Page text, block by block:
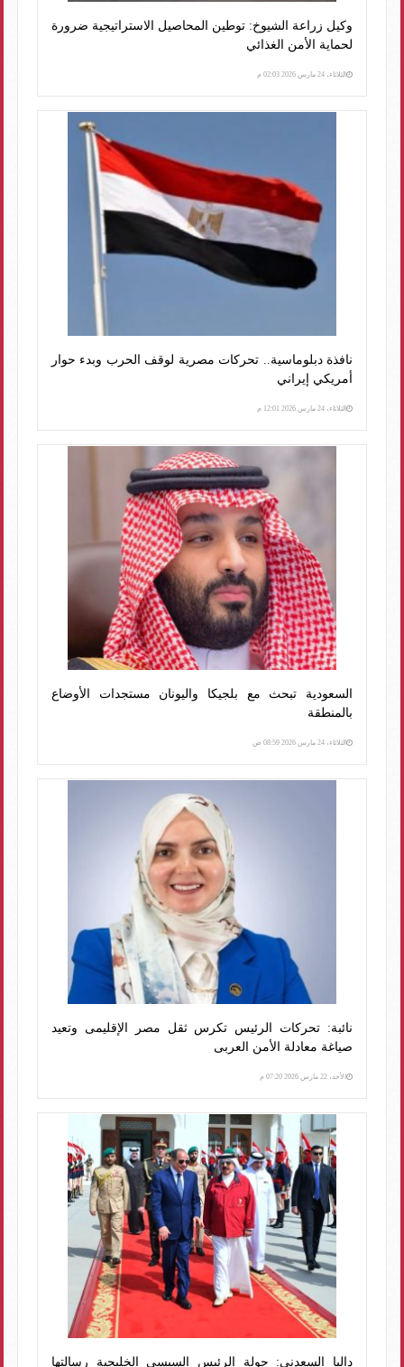
وكيل زراعة الشيوخ: توطين المحاصيل الاستراتيجية ضرورة
لحماية الأمن الغذائي
الثلاثاء، 24 مارس 2026 02:03 م
نافذة دبلوماسية.. تحركات مصرية لوقف الحرب وبدء حوار
أمريكي إيراني
الثلاثاء، 24 مارس 2026 12:01 م
السعودية تبحث مع بلجيكا واليونان مستجدات الأوضاع
بالمنطقة
الثلاثاء، 24 مارس 2026 08:59 ص
نائبة: تحركات الرئيس تكرس ثقل مصر الإقليمى وتعيد
صياغة معادلة الأمن العربى
الأحد، 22 مارس 2026 07:20 م
داليا السعدنى: جولة الرئيس السيسى الخليجية رسالتها